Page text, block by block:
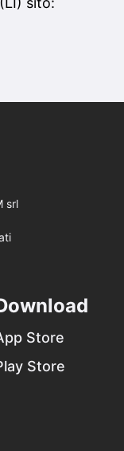
srl
Store
Store